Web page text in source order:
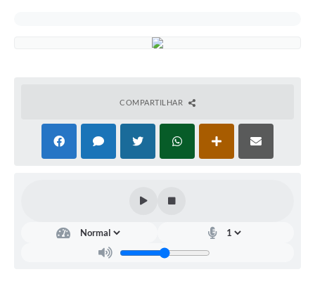
COMPARTILHAR